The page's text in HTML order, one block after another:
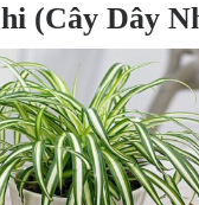
(Cây Dây